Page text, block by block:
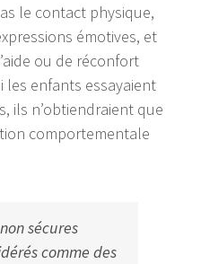
le contact physique,
émotives, et
ou de réconfort
les enfants essayaient
ils n’obtiendraient que
comportementale
sécures
comme des